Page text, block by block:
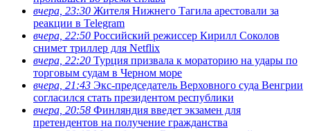
вчера, 23:30 Жителя Нижнего Тагила арестовали за
реакции в Теlegram
вчера, 22:50 Российский режиссер Кирилл Соколов
снимет триллер для Netflix
вчера, 22:20 Турция призвала к мораторию на удары по
торговым судам в Черном море
вчера, 21:43 Экс-председатель Верховного суда Венгрии
согласился стать президентом республики
вчера, 20:58 Финляндия введет экзамен для
претендентов на получение гражданства